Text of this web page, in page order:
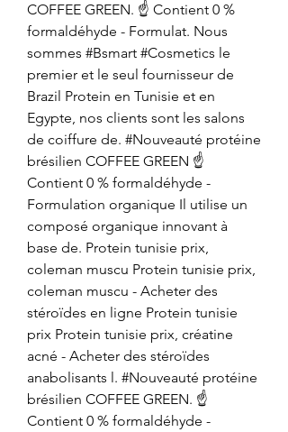
COFFEE GREEN. ☝️ Contient 0 %
formaldéhyde - Formulat. Nous
sommes #Bsmart #Cosmetics le
premier et le seul fournisseur de
Brazil Protein en Tunisie et en
Egypte, nos clients sont les salons
de coiffure de. #Nouveauté protéine
brésilien COFFEE GREEN ☝️
Contient 0 % formaldéhyde -
Formulation organique Il utilise un
composé organique innovant à
base de. Protein tunisie prix,
coleman muscu Protein tunisie prix,
coleman muscu - Acheter des
stéroïdes en ligne Protein tunisie
prix Protein tunisie prix, créatine
acné - Acheter des stéroïdes
anabolisants l. #Nouveauté protéine
brésilien COFFEE GREEN. ☝️
Contient 0 % formaldéhyde -